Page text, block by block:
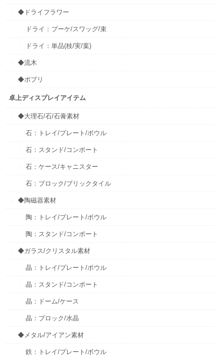
◆ドライフラワー
ドライ：ブーケ/スワッグ/束
ドライ：単品(枝/実/葉)
◆流木
◆ポプリ
卓上ディスプレイアイテム
◆大理石/石/石膏素材
石：トレイ/プレート/ボウル
石：スタンド/コンポート
石：ケース/キャニスター
石：ブロック/ブリックタイル
◆陶磁器素材
陶：トレイ/プレート/ボウル
陶：スタンド/コンポート
◆ガラス/クリスタル素材
晶：トレイ/プレート/ボウル
晶：スタンド/コンポート
晶：ドーム/ケース
晶：ブロック/水晶
◆メタル/アイアン素材
鉄：トレイ/プレート/ボウル